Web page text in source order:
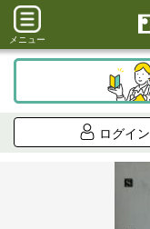
メニュー
ログイン